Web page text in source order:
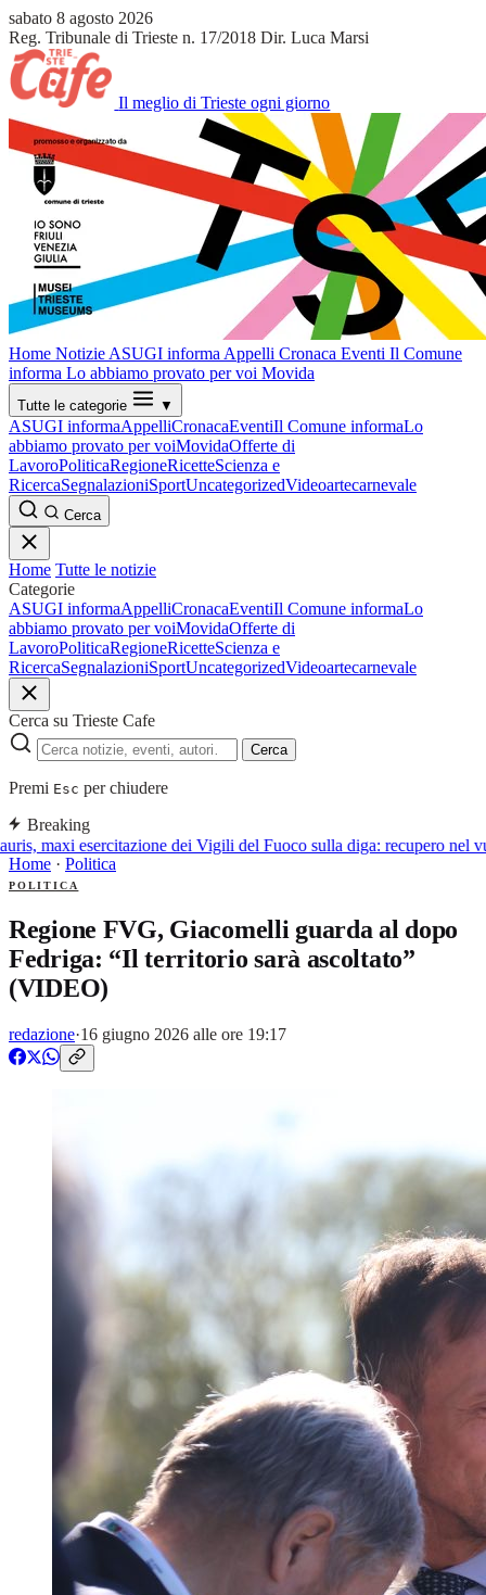
sabato 8 agosto 2026
Reg. Tribunale di Trieste n. 17/2018 Dir. Luca Marsi
Il meglio di Trieste ogni giorno
Home Notizie ASUGI informa Appelli Cronaca Eventi Il Comune
informa Lo abbiamo provato per voi Movida
Tutte le categorie ▼
ASUGI informaAppelliCronacaEventiIl Comune informaLo
abbiamo provato per voiMovidaOfferte di
LavoroPoliticaRegioneRicetteScienza e
RicercaSegnalazioniSportUncategorizedVideoartecarnevale
Cerca
Home Tutte le notizie
Categorie
ASUGI informaAppelliCronacaEventiIl Comune informaLo
abbiamo provato per voiMovidaOfferte di
LavoroPoliticaRegioneRicetteScienza e
RicercaSegnalazioniSportUncategorizedVideoartecarnevale
Cerca su Trieste Cafe
Cerca
Premi Esc per chiudere
Breaking
maxi esercitazione dei Vigili del Fuoco sulla diga: recupero nel
Home · Politica
POLITICA
Regione FVG, Giacomelli guarda al dopo
Fedriga: “Il territorio sarà ascoltato”
(VIDEO)
redazione·16 giugno 2026 alle ore 19:17